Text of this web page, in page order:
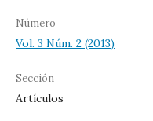
Número
Vol. 3 Núm. 2 (2013)
Sección
Artículos